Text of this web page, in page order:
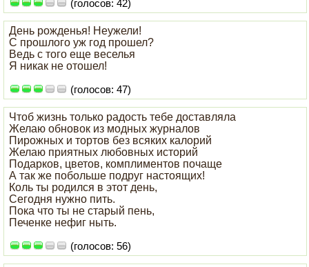
(голосов: 42)
День рожденья! Неужели!
С прошлого уж год прошел?
Ведь с того еще веселья
Я никак не отошел!
(голосов: 47)
Чтоб жизнь только радость тебе доставляла
Желаю обновок из модных журналов
Пирожных и тортов без всяких калорий
Желаю приятных любовных историй
Подарков, цветов, комплиментов почаще
А так же побольше подруг настоящих!
Коль ты родился в этот день,
Сегодня нужно пить.
Пока что ты не старый пень,
Печенке нефиг ныть.
(голосов: 56)